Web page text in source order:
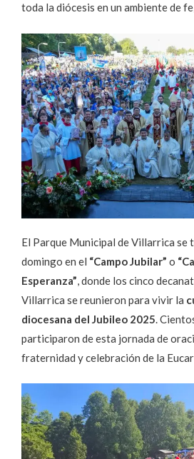
toda la diócesis en un ambiente de
El Parque Municipal de Villarrica se
domingo en el “Campo Jubilar” o
Esperanza” , donde los cinco
Villarrica se reunieron para vivir la
diocesana del Jubileo 2025 .
participaron de esta jornada de
fraternidad y celebración de la